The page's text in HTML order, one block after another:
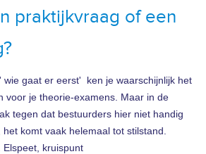
praktijkvraag of een
wie gaat er eerst' ken je waarschijnlijk het
voor je theorie-examens. Maar in de
tegen dat bestuurders hier niet handig
komt vaak helemaal tot stilstand.
Elspeet, kruispunt